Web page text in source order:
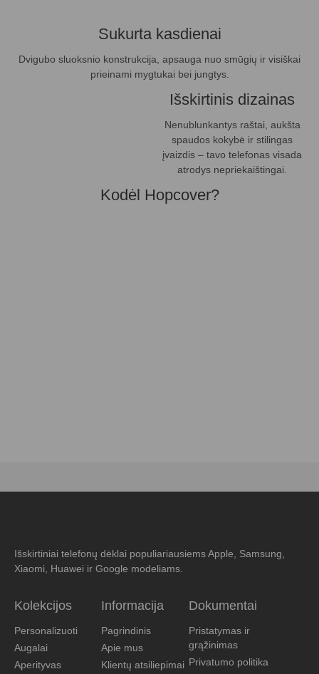
Sukurta kasdienai
Dvigubo sluoksnio konstrukcija, apsauga nuo smūgių ir visiškai
prieinami mygtukai bei jungtys.
Išskirtinis dizainas
Nenublunkantys raštai, aukšta
spaudos kokybė ir stilingas
įvaizdis – tavo telefonas visada
atrodys nepriekaištingai.
Kodėl Hopcover?
Išskirtiniai telefonų dėklai populiariausiems Apple, Samsung,
Xiaomi, Huawei ir Google modeliams.
Kolekcijos
Personalizuoti
Augalai
Aperityvas
Informacija
Pagrindinis
Apie mus
Klientų atsiliepimai
Dokumentai
Pristatymas ir
grąžinimas
Privatumo politika